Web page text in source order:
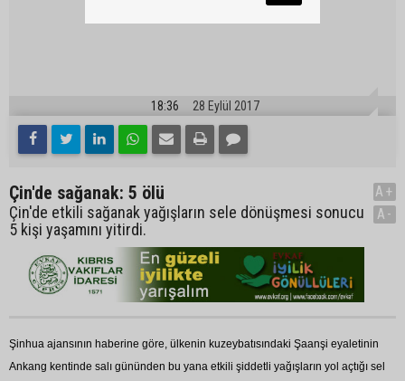
18:36 28 Eylül 2017
Çin'de sağanak: 5 ölü
Çin'de etkili sağanak yağışların sele dönüşmesi sonucu
5 kişi yaşamını yitirdi.
A+
A-
Şinhua ajansının haberine göre, ülkenin kuzeybatısındaki Şaanşi eyaletinin
Ankang kentinde salı gününden bu yana etkili şiddetli yağışların yol açtığı sel